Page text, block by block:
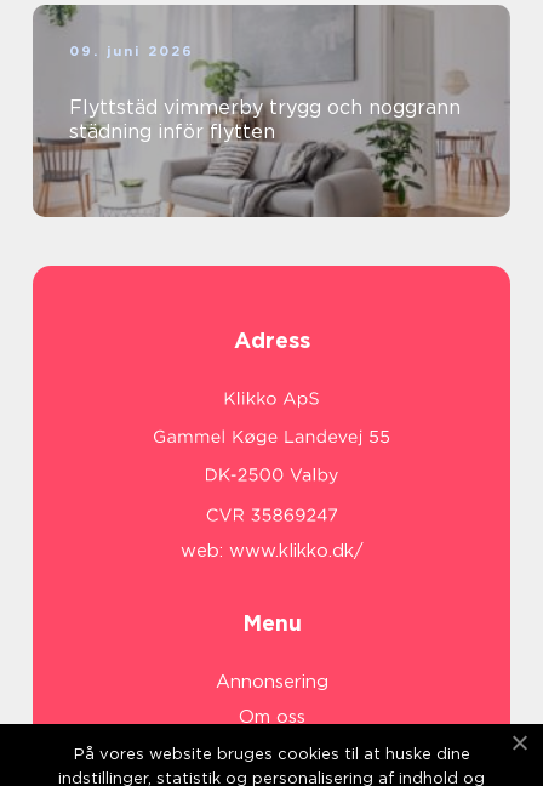
09. juni 2026
Flyttstäd vimmerby trygg och noggrann
städning inför flytten
Adress
web: www.klikko.dk/
Menu
Annonsering
Om oss
Cookies
På vores website bruges cookies til at huske dine
indstillinger, statistik og personalisering af indhold og